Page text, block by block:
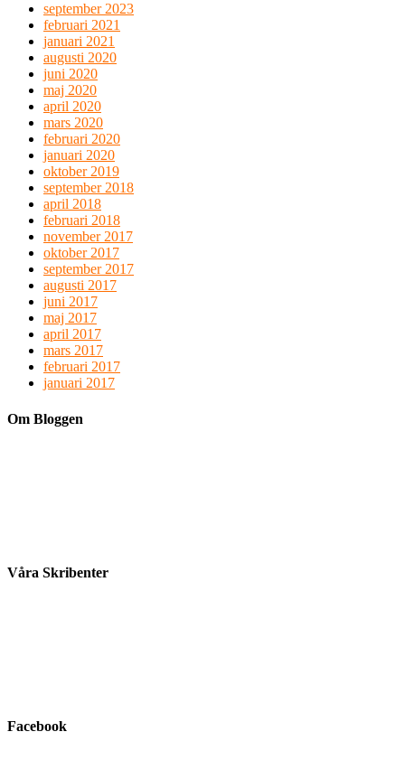
september 2023
februari 2021
januari 2021
augusti 2020
juni 2020
maj 2020
april 2020
mars 2020
februari 2020
januari 2020
oktober 2019
september 2018
april 2018
februari 2018
november 2017
oktober 2017
september 2017
augusti 2017
juni 2017
maj 2017
april 2017
mars 2017
februari 2017
januari 2017
Om Bloggen
Våra Skribenter
Facebook